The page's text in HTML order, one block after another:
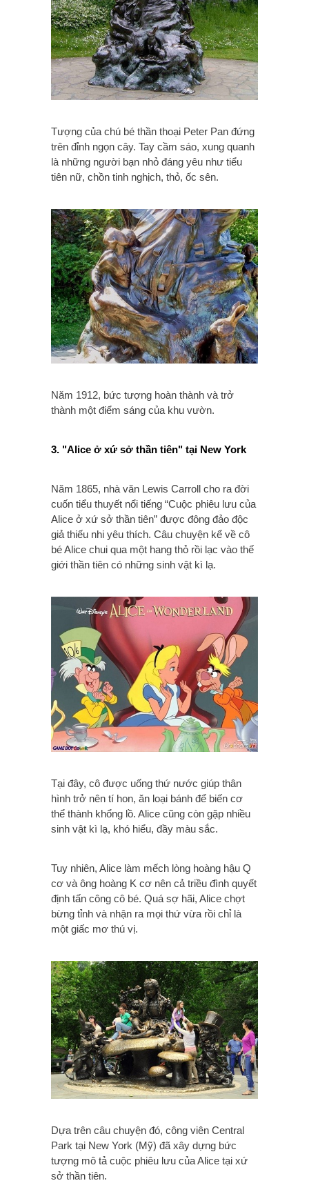
Tượng của chú bé thần thoại Peter Pan đứng
trên đỉnh ngọn cây. Tay cầm sáo, xung quanh
là những người bạn nhỏ đáng yêu như tiểu
tiên nữ, chồn tinh nghịch, thỏ, ốc sên.
Năm 1912, bức tượng hoàn thành và trở
thành một điểm sáng của khu vườn.
3. "Alice ở xứ sở thần tiên" tại New York
Năm 1865, nhà văn Lewis Carroll cho ra đời
cuốn tiểu thuyết nổi tiếng “Cuộc phiêu lưu của
Alice ở xứ sở thần tiên” được đông đảo độc
giả thiếu nhi yêu thích. Câu chuyện kể về cô
bé Alice chui qua một hang thỏ rồi lạc vào thế
giới thần tiên có những sinh vật kì lạ.
Tại đây, cô được uống thứ nước giúp thân
hình trở nên tí hon, ăn loại bánh để biến cơ
thể thành khổng lồ. Alice cũng còn gặp nhiều
sinh vật kì lạ, khó hiểu, đầy màu sắc.
Tuy nhiên, Alice làm mếch lòng hoàng hậu Q
cơ và ông hoàng K cơ nên cả triều đình quyết
định tấn công cô bé. Quá sợ hãi, Alice chợt
bừng tỉnh và nhận ra mọi thứ vừa rồi chỉ là
một giấc mơ thú vị.
Dựa trên câu chuyện đó, công viên Central
Park tại New York (Mỹ) đã xây dựng bức
tượng mô tả cuộc phiêu lưu của Alice tại xứ
sở thần tiên.